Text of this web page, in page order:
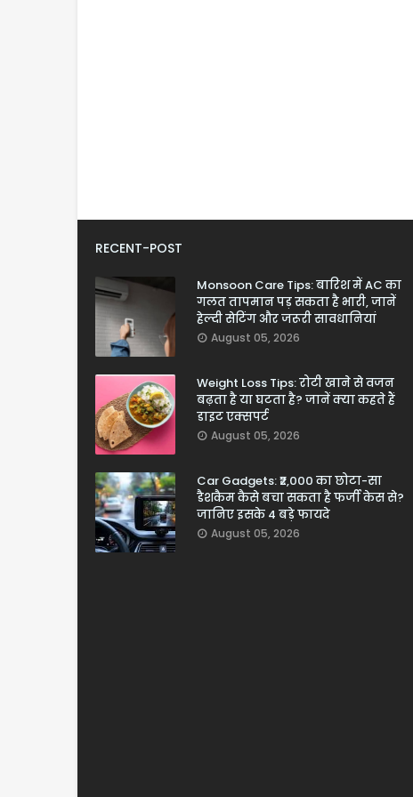
RECENT-POST
Monsoon Care Tips: बारिश में AC का
गलत तापमान पड़ सकता है भारी, जानें
हेल्दी सेटिंग और जरूरी सावधानियां
August 05, 2026
Weight Loss Tips: रोटी खाने से वजन
बढ़ता है या घटता है? जानें क्या कहते हैं
डाइट एक्सपर्ट
August 05, 2026
Car Gadgets: ₹2,000 का छोटा-सा
डैशकैम कैसे बचा सकता है फर्जी केस से?
जानिए इसके 4 बड़े फायदे
August 05, 2026